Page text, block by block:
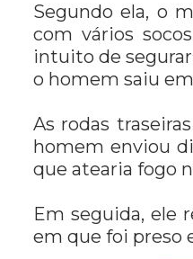
Segundo ela, o
com vários
intuito de
o homem saiu
As rodas
homem enviou
que atearia fogo
Em seguida, ele
em que foi preso